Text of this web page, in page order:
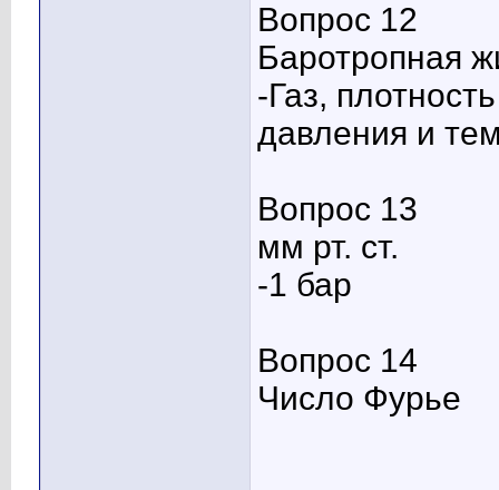
Вопрос 12
Баротропная
-Газ,
давления и
Вопрос 13
мм рт. ст.
-1 бар
Вопрос 14
Число Фурье